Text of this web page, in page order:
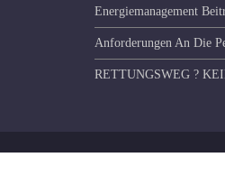
Energiemanagement
Anforderungen An Die
RETTUNGSWEG ?